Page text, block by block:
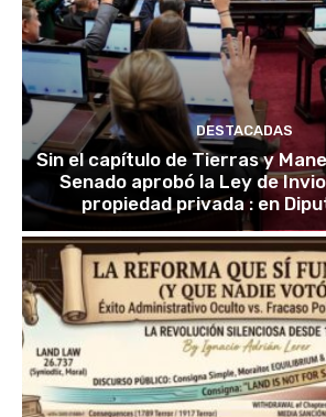
DESTACADAS
Sin el capítulo de Tierras y
Senado aprobó la Ley de
propiedad privada : en